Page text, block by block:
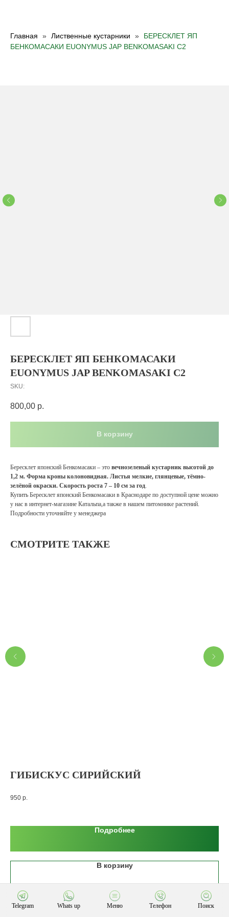
Telegram Whats up Меню Телефон Поиск
Главная Лиственные кустарники
БЕРЕСКЛЕТ ЯП
БЕНКОМАСАКИ EUONYMUS JAP BENKOMASAKI С2
БЕРЕСКЛЕТ ЯП БЕНКОМАСАКИ
EUONYMUS JAP BENKOMASAKI С2
SKU:
800,00 р.
В корзину
Бересклет японский Бенкомасаки – это вечнозеленый кустарник высотой до
1,2 м. Форма кроны колоновидная. Листья мелкие, глянцевые, тёмно-
зелёной окраски. Скорость роста 7 – 10 см за год
Купить Бересклет японский Бенкомасаки в Краснодаре по доступной цене можно
у нас в интернет-магазине Катальпа,а также в нашем питомнике растений.
Подробности уточняйте у менеджера
СМОТРИТЕ ТАКЖЕ
ГИБИСКУС СИРИЙСКИЙ
950 р.
Подробнее
В корзину